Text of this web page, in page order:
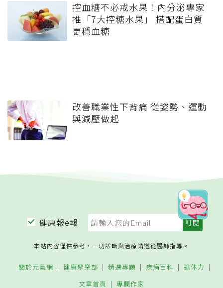
控血糖不必戒水果！內分泌專家
推「7大控糖水果」 搭配蛋白質
更穩血糖
改善職業性下背痛 從姿勢、運動
與減壓做起
健康報e報
本站內容僅供參考，一切診斷與治療請遵從醫師指導。
關於元氣網 健康聚樂部 精選專題 疾病百科
退休力
文章首頁
專欄作家